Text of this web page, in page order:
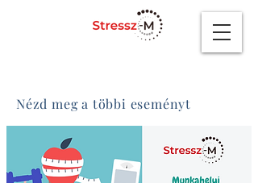
Nézd meg a többi eseményt